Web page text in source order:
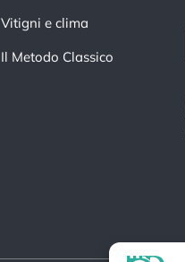
Vitigni e clima
Il Metodo Classico